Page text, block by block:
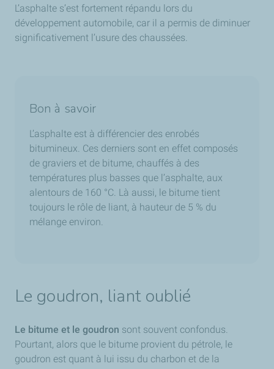
L’asphalte s’est fortement répandu lors du
développement automobile, car il a permis de diminuer
significativement l’usure des chaussées.
Bon à savoir
L’asphalte est à différencier des enrobés
bitumineux. Ces derniers sont en effet composés
de graviers et de bitume, chauffés à des
températures plus basses que l’asphalte, aux
alentours de 160 °C. Là aussi, le bitume tient
toujours le rôle de liant, à hauteur de 5 % du
mélange environ.
Le goudron, liant oublié
Le bitume et le goudron sont souvent confondus.
Pourtant, alors que le bitume provient du pétrole, le
goudron est quant à lui issu du charbon et de la